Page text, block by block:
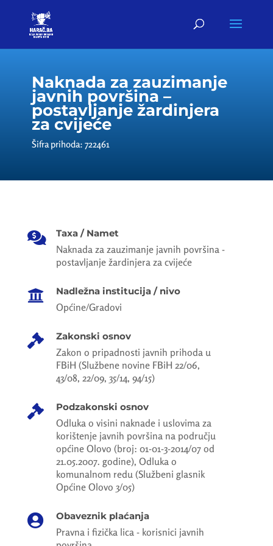
Naknada za zauzimanje
javnih površina –
postavljanje žardinjera
za cvijeće
Šifra prihoda: 722461
 Taxa / Namet
Naknada za zauzimanje javnih površina -
postavljanje žardinjera za cvijeće
 Nadležna institucija / nivo
Općine/Gradovi
 Zakonski osnov
Zakon o pripadnosti javnih prihoda u
FBiH (Službene novine FBiH 22/06,
43/08, 22/09, 35/14, 94/15)
 Podzakonski osnov
Odluka o visini naknade i uslovima za
korištenje javnih površina na području
općine Olovo (broj: 01-01-3-2014/07 od
21.05.2007. godine), Odluka o
komunalnom redu (Službeni glasnik
Općine Olovo 3/05)
 Obaveznik plaćanja
Pravna i fizička lica - korisnici javnih